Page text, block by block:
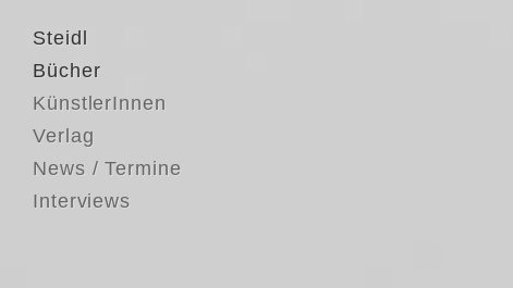
Steidl
Bücher
KünstlerInnen
Verlag
News / Termine
Interviews